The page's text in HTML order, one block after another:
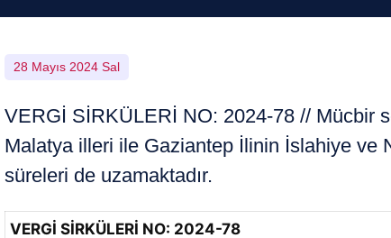
28 Mayıs 2024 Sal
VERGİ SİRKÜLERİ NO: 2024-78 // Mücbir
Malatya illeri ile Gaziantep İlinin İslahiye ve
süreleri de uzamaktadır.
VERGİ SİRKÜLERİ NO: 2024-78